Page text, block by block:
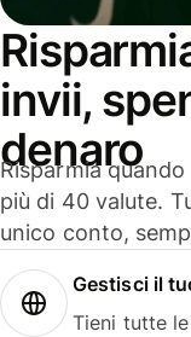
invii,
denaro
Risparmia
più di 40 valute.
unico conto,
Gestisci il
Tieni tutte